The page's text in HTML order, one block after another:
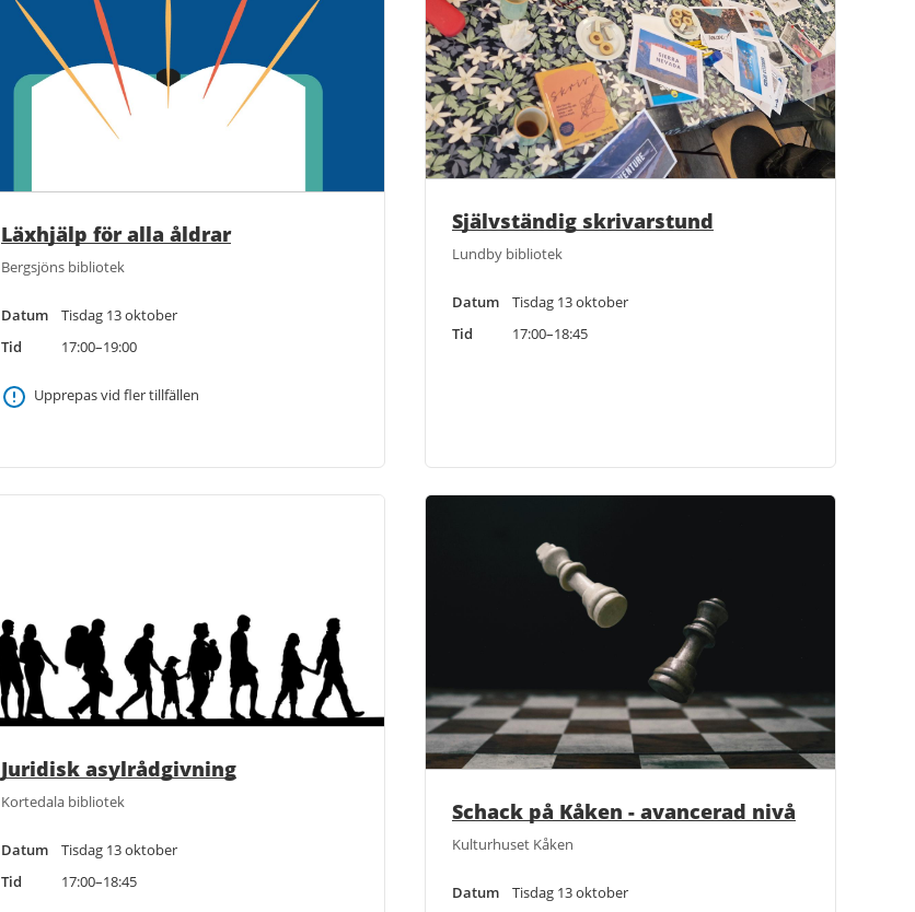
Läxhjälp för alla åldrar
Bergsjöns bibliotek
Datum
Tisdag 13 oktober
Tid
17:00–19:00
Upprepas vid fler tillfällen
Självständig skrivarstund
Lundby bibliotek
Datum
Tisdag 13 oktober
Tid
17:00–18:45
Juridisk asylrådgivning
Kortedala bibliotek
Datum
Tisdag 13 oktober
Tid
17:00–18:45
Schack på Kåken - avancerad nivå
Kulturhuset Kåken
Datum
Tisdag 13 oktober